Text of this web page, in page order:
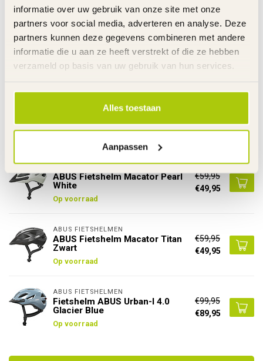
informatie over uw gebruik van onze site met onze
partners voor social media, adverteren en analyse. Deze
partners kunnen deze gegevens combineren met andere
informatie die u aan ze heeft verstrekt of die ze hebben
verzameld op basis van uw gebruik van hun services.
Alles toestaan
Aanpassen
Link
De gehele rubriek Fietshelm
Specificaties
ABUS FIETSHELMEN
Fietshelm ABUS Urban-I 4.0 LR
Velvet Black
€74,95
ABUS FIETSHELMEN
ABUS Fietshelm Macator Pearl
White
Op voorraad
€59,95
€49,95
ABUS FIETSHELMEN
ABUS Fietshelm Macator Titan
Zwart
Op voorraad
€59,95
€49,95
ABUS FIETSHELMEN
Fietshelm ABUS Urban-I 4.0
Glacier Blue
Op voorraad
€99,95
€89,95